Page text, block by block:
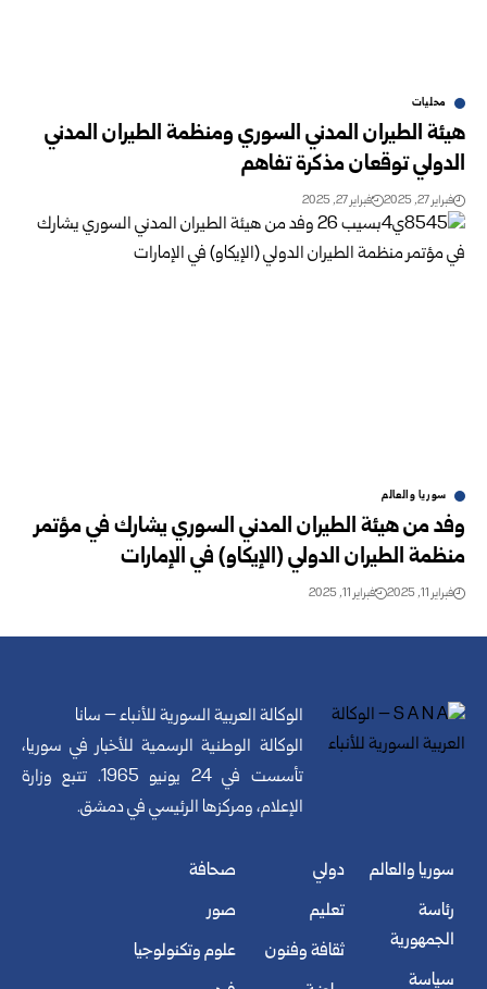
محليات
هيئة الطيران المدني السوري ومنظمة الطيران المدني
الدولي توقعان مذكرة ‏تفاهم
فبراير 27, 2025 فبراير 27, 2025
سوريا والعالم
وفد من هيئة الطيران المدني السوري يشارك في مؤتمر
منظمة الطيران الدولي (الإيكاو) في الإمارات
فبراير 11, 2025 فبراير 11, 2025
الوكالة العربية السورية للأنباء – سانا
الوكالة الوطنية الرسمية للأخبار في سوريا،
تأسست في 24 يونيو 1965. تتبع وزارة
الإعلام، ومركزها الرئيسي في دمشق.
سوريا والعالم
رئاسة
الجمهورية
سياسة
دولي
تعليم
ثقافة وفنون
صحافة
صور
علوم وتكنولوجيا